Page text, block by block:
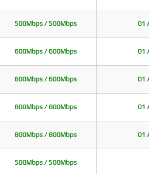
500Mbps / 500Mbps 01
600Mbps / 600Mbps 01
600Mbps / 600Mbps 01
800Mbps / 800Mbps 01
800Mbps / 800Mbps 01
500Mbps / 500Mbps